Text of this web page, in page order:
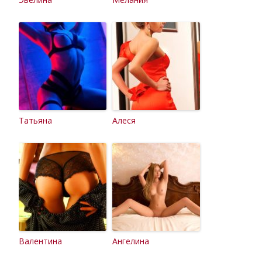
Татьяна Алеся
Валентина Ангелина